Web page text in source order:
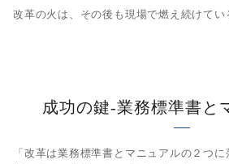
改革の火は、その後も現場で燃え続けてい
成功の鍵‐業務標準書と
「改革は業務標準書とマニュアルの２つ